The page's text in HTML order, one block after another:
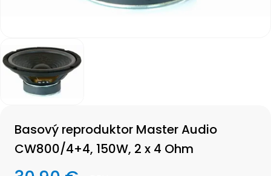
of
Basový reproduktor Master Audio
CW800/4+4, 150W, 2 x 4 Ohm